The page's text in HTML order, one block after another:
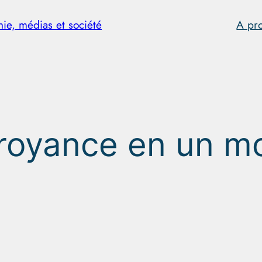
médias et société A
en un